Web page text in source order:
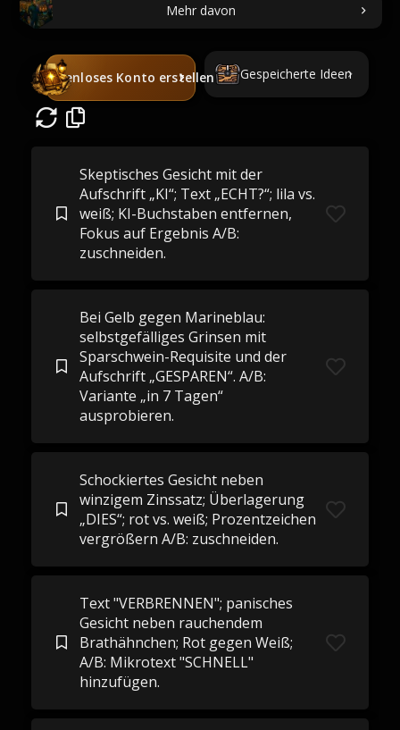
Mehr davon
Kostenloses Konto erstellen Gespeicherte Ideen
Skeptisches Gesicht mit der
Aufschrift „KI“; Text „ECHT?“; lila vs.
weiß; KI-Buchstaben entfernen,
Fokus auf Ergebnis A/B:
zuschneiden.
Bei Gelb gegen Marineblau:
selbstgefälliges Grinsen mit
Sparschwein-Requisite und der
Aufschrift „GESPAREN“. A/B:
Variante „in 7 Tagen“
ausprobieren.
Schockiertes Gesicht neben
winzigem Zinssatz; Überlagerung
„DIES“; rot vs. weiß; Prozentzeichen
vergrößern A/B: zuschneiden.
Text "VERBRENNEN"; panisches
Gesicht neben rauchendem
Brathähnchen; Rot gegen Weiß;
A/B: Mikrotext "SCHNELL"
hinzufügen.